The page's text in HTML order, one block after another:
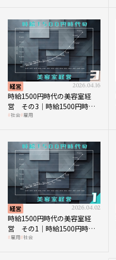
経営 2026.04.16
時給1500円時代の美容室経
営 その3｜時給1500円時
代、美容業はどのような影響
社会 雇用
経営 2026.04.02
時給1500円時代の美容室経
営 その1｜時給1500円時代
へ向かう社会的背景
雇用 社会